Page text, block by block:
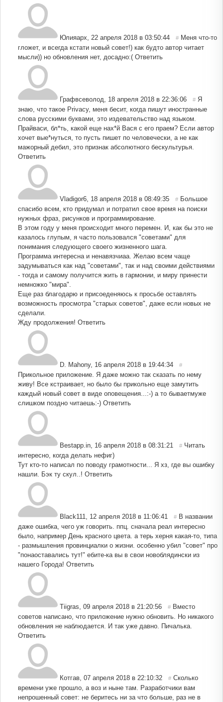
Юлияарх, 22 апреля 2018 в 03:50:44 # Меня что-то
гложет, и всегда кстати новый совет!) как будто автор читает
мысли)) но обновления нет, досадно:( Ответить
Графвсеволод, 18 апреля 2018 в 22:36:06 # Я
знаю, что такое Privacy, меня бесит, когда пишут иностранные
слова русскими буквами, это издевательство над языком.
Прайваси, бл*ть, какой еще нах*й Вася с его праем? Если автор
хочет вые*нуться, то пусть пишет по человечески, а не как
мажорный дебил, это признак абсолютного бескультурья.
Ответить
Vladigor6, 18 апреля 2018 в 08:49:35 # Большое
спасибо всем, кто придумал и потратил свое время на поиски
нужных фраз, рисунков и программирование.
В этом году у меня происходит много перемен. И, как бы это не
казалось глупым, я часто пользовался "советами" для
понимания следующего своего жизненного шага.
Программа интересна и ненавязчиаа. Желаю всем чаще
задумываться как над "советами", так и над своими действиями
- тогда и самому получится жить в гармонии, и миру принести
немножко "мира".
Еще раз благодарю и присоеденяюсь к просьбе оставлять
возможность просмотра "старых советов", даже если новых не
сделали.
Жду продолжения! Ответить
D. Mahony, 16 апреля 2018 в 19:44:34 #
Прикольное приложение. Я даже можно так сказать по нему
живу! Все кстраивает, но было бы прикольно еще замутить
каждый новый совет в виде оповещения...:-) а то бываетмуже
слишком поздно читаешь:-) Ответить
Bestapp.in, 16 апреля 2018 в 08:31:21 # Читать
интересно, когда делать нефиг)
Тут кто-то написал по поводу грамотности... Я хз, где вы ошибку
нашли. Бэк ту скул..! Ответить
Black111, 12 апреля 2018 в 11:06:41 # В названии
даже ошибка, чего уж говорить. ппц. сначала реал интересно
было, например День красного цвета. а терь херня какая-то, типа
- размышления провинциалки о жизни. особенно убил "совет" про
"понаоставались тут!" ебите-ка вы в свои новоблядински из
нашего Города! Ответить
Tiigras, 09 апреля 2018 в 21:20:56 # Вместо
советов написано, что приложение нужно обновить. Но никакого
обновления не наблюдается. И так уже давно. Пичалька.
Ответить
Котгав, 07 апреля 2018 в 22:10:32 # Сколько
времени уже прошло, а воз и ныне там. Разработчики вам
непрошенный совет: не беритесь ни за что больше, раз не в